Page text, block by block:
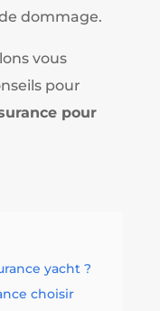
dommage.
vous
pour
pour
yacht ?
choisir